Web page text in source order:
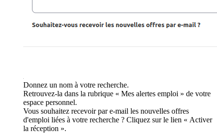
Donnez un nom à votre recherche.
Retrouvez-la dans la rubrique « Mes alertes emploi » de votre
espace personnel.
Vous souhaitez recevoir par e-mail les nouvelles offres
d'emploi liées à votre recherche ? Cliquez sur le lien « Activer
la réception ».